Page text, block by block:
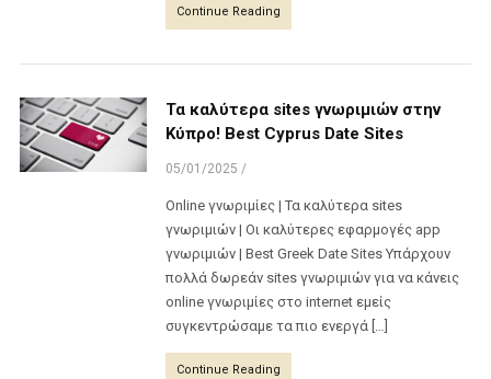
Continue Reading
Τα καλύτερα sites γνωριμιών στην
Κύπρο! Best Cyprus Date Sites
05/01/2025 /
Online γνωριμίες | Τα καλύτερα sites
γνωριμιών | Οι καλύτερες εφαρμογές app
γνωριμιών | Best Greek Date Sites Υπάρχουν
πολλά δωρεάν sites γνωριμιών για να κάνεις
online γνωριμίες στο internet εμείς
συγκεντρώσαμε τα πιο ενεργά […]
Continue Reading